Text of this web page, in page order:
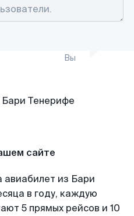
Вы
сайте
авиабилет из Бари
в году, каждую
5 прямых рейсов и 10